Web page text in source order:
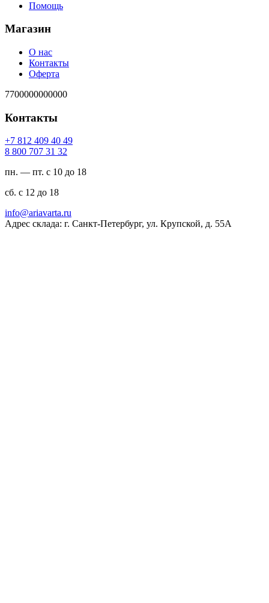
Помощь
Магазин
О нас
Контакты
Оферта
7700000000000
Контакты
94 04 904 218 7+
23 13 707 008 8
пн. — пт. с 10 до 18
сб. с 12 до 18
ur.atravaira@ofni
Адрес склада: г. Санкт-Петербург, ул. Крупской, д. 55А